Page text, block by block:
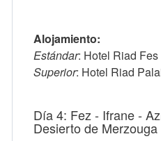
Alojamiento:
Estándar: Hotel Riad
Superior: Hotel Riad
Día 4: Fez - Ifrane -
Desierto de Merzouga